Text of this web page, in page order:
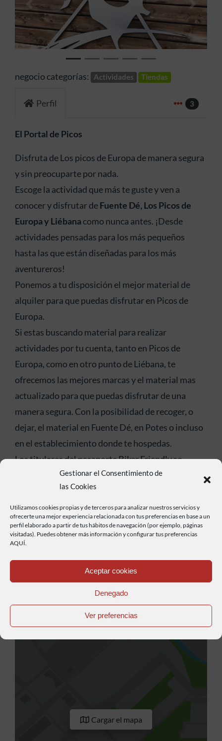
Gestionar el Consentimiento de
las Cookies
Utilizamos cookies propias y de terceros para analizar nuestros servicios y
ofrecerte una mejor experiencia relacionada con tus preferencias en base a un
perfil elaborado a partir de tus hábitos de navegación (por ejemplo, páginas
visitadas). Puedes obtener más información y configurar tus preferencias
AQUÍ.
Aceptar cookies
Denegado
Ver preferencias
Anterior
negocio categorías: Actividades Tiendas
Perfil 3
El Portal de Picos
Disfruta de Los picos de Europa de manera segura
y sin preocuparte por nada.
Escoge la actividad que más te guste y ven a
conocer y disfrutar deFuente Dé, Los Picos de
Europa y Liébanacomo nunca antes. ¡Desde
actividades pensadas para los más pequeños
hasta las que están diseñadas para los más
aventureros!
Ponemos a tu disposición el mejor material de
alquiler para que puedas disfrutar en Picos de
Europa.
Si estas buscando material para realizar
actividades por tu cuenta, tanto en Picos de
Europa, como en otro punto de Liébana, te
ofrecemos las mejores marcas y el material mas
actualizado para que puedas disfrutar de una
manera segura. Con la posibilidad de recoger, o
dejar, el material en Fuente Dé, en Potes o incluso
en el establecimiento donde te hospedas.
Los titulares del pasaporte Biker Friendly se
beneficiarán de un 10% de descuento en
cualquiera de nuestros productos , ya sean
actividades ó material deportivo. (no aplicable a
otras promociones o descuentos)
Anterior
Compra aquí tu pasaporte BikerFriendly
Cargar el mapa